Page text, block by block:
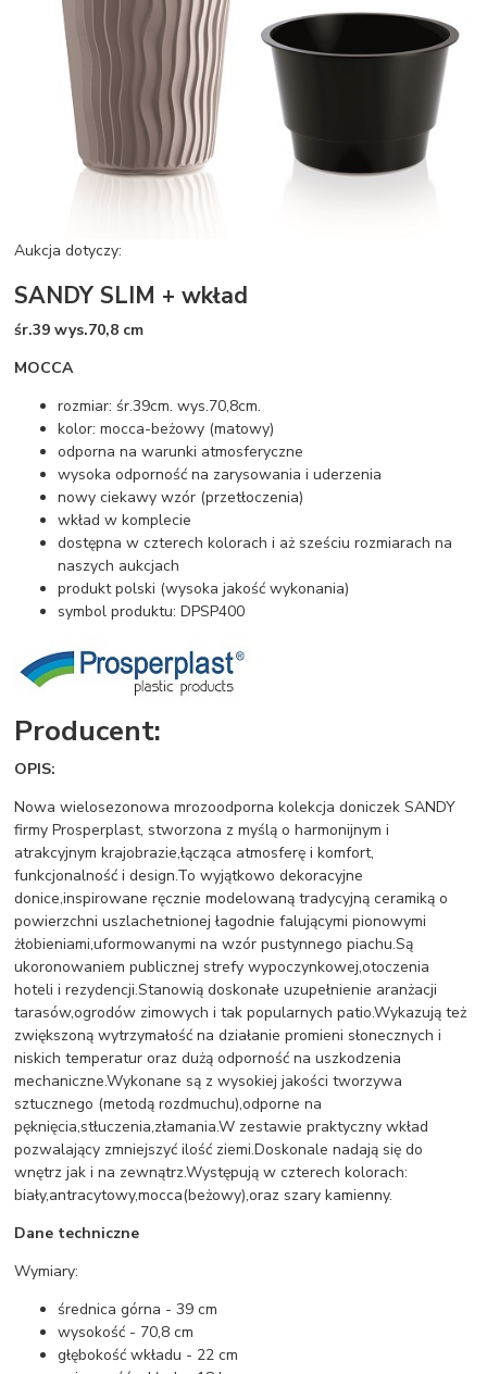
Aukcja dotyczy:
SANDY SLIM + wkład
śr.39 wys.70,8 cm
MOCCA
rozmiar: śr.39cm. wys.70,8cm.
kolor: mocca-beżowy (matowy)
odporna na warunki atmosferyczne
wysoka odporność na zarysowania i uderzenia
nowy ciekawy wzór (przetłoczenia)
wkład w komplecie
dostępna w czterech kolorach i aż sześciu rozmiarach na
naszych aukcjach
produkt polski (wysoka jakość wykonania)
symbol produktu: DPSP400
Producent:
OPIS:
Nowa wielosezonowa mrozoodporna kolekcja doniczek SANDY
firmy Prosperplast, stworzona z myślą o harmonijnym i
atrakcyjnym krajobrazie,łącząca atmosferę i komfort,
funkcjonalność i design.To wyjątkowo dekoracyjne
donice,inspirowane ręcznie modelowaną tradycyjną ceramiką o
powierzchni uszlachetnionej łagodnie falującymi pionowymi
żłobieniami,uformowanymi na wzór pustynnego piachu.Są
ukoronowaniem publicznej strefy wypoczynkowej,otoczenia
hoteli i rezydencji.Stanowią doskonałe uzupełnienie aranżacji
tarasów,ogrodów zimowych i tak popularnych patio.Wykazują też
zwiększoną wytrzymałość na działanie promieni słonecznych i
niskich temperatur oraz dużą odporność na uszkodzenia
mechaniczne.Wykonane są z wysokiej jakości tworzywa
sztucznego (metodą rozdmuchu),odporne na
pęknięcia,stłuczenia,złamania.W zestawie praktyczny wkład
pozwalający zmniejszyć ilość ziemi.Doskonale nadają się do
wnętrz jak i na zewnątrz.Występują w czterech kolorach:
biały,antracytowy,mocca(beżowy),oraz szary kamienny.
Dane techniczne
Wymiary:
średnica górna - 39 cm
wysokość - 70,8 cm
głębokość wkładu - 22 cm